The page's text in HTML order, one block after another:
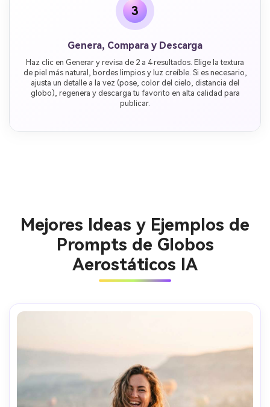
3
Genera, Compara y Descarga
Haz clic en Generar y revisa de 2 a 4 resultados. Elige la textura
de piel más natural, bordes limpios y luz creíble. Si es necesario,
ajusta un detalle a la vez (pose, color del cielo, distancia del
globo), regenera y descarga tu favorito en alta calidad para
publicar.
Mejores Ideas y Ejemplos de
Prompts de Globos
Aerostáticos IA